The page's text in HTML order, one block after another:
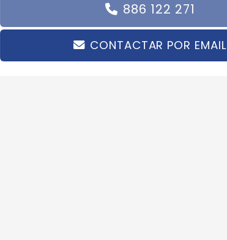
886 122 271
CONTACTAR POR EMAIL